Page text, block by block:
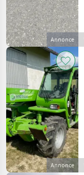
Annonce
Annonce